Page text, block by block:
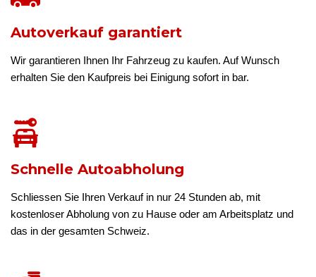
Autoverkauf garantiert
Wir garantieren Ihnen Ihr Fahrzeug zu kaufen. Auf Wunsch
erhalten Sie den Kaufpreis bei Einigung sofort in bar.
Schnelle Autoabholung
Schliessen Sie Ihren Verkauf in nur 24 Stunden ab, mit
kostenloser Abholung von zu Hause oder am Arbeitsplatz und
das in der gesamten Schweiz.